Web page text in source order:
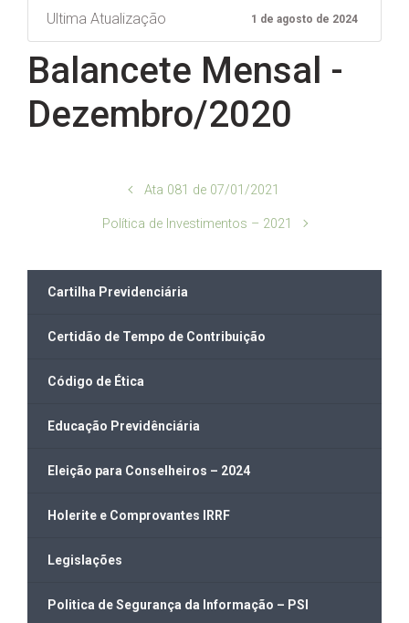
Ultima Atualização 1 de agosto de 2024
Balancete Mensal -
Dezembro/2020
Ata 081 de 07/01/2021
Política de Investimentos – 2021
Cartilha Previdenciária
Certidão de Tempo de Contribuição
Código de Ética
Educação Previdênciária
Eleição para Conselheiros – 2024
Holerite e Comprovantes IRRF
Legislações
Politica de Segurança da Informação – PSI